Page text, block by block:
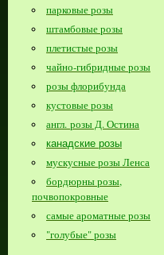
парковые розы
штамбовые розы
плетистые розы
чайно-гибридные розы
розы флорибунда
кустовые розы
англ. розы Д. Остина
канадские розы
мускусные розы Ленса
бордюрны розы,
почвопокровные
самые ароматные розы
"голубые" розы